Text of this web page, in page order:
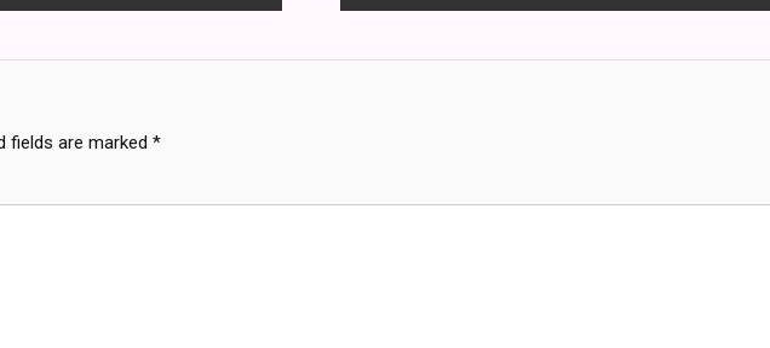
fields are marked *